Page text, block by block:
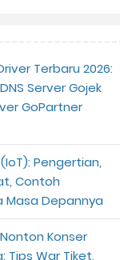
Terbaru 2026:
Server Gojek
GoPartner
Pengertian,
Contoh
Masa Depannya
Konser
Tips War Tiket,